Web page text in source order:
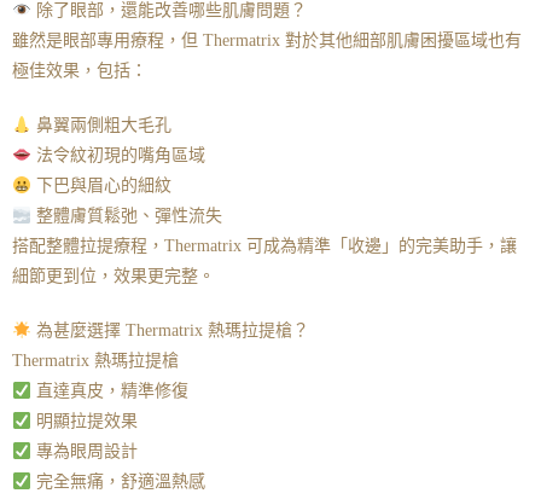
除了眼部，還能改善哪些肌膚問題？
雖然是眼部專用療程，但 Thermatrix 對於其他細部肌膚困擾區域也有
極佳效果，包括：
鼻翼兩側粗大毛孔
法令紋初現的嘴角區域
下巴與眉心的細紋
整體膚質鬆弛、彈性流失
搭配整體拉提療程，Thermatrix 可成為精準「收邊」的完美助手，讓
細節更到位，效果更完整。
為甚麼選擇 Thermatrix 熱瑪拉提槍？
Thermatrix 熱瑪拉提槍
直達真皮，精準修復
明顯拉提效果
專為眼周設計
完全無痛，舒適溫熱感